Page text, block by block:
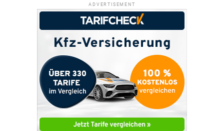
ADVERTISEMENT